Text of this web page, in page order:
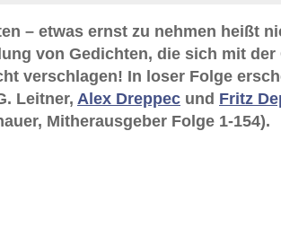
– etwas ernst zu nehmen heißt
von Gedichten, die sich mit der
verschlagen! In loser Folge
Leitner, Alex Dreppec und Fritz
Mitherausgeber Folge 1-154).